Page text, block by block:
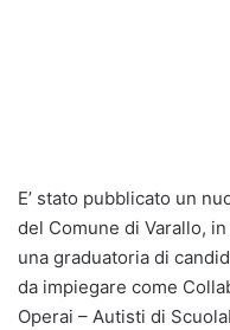
E’ stato pubblicato un
del Comune di Varallo,
una graduatoria di
da impiegare come
Operai – Autisti di